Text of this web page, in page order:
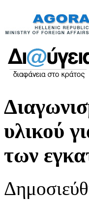
υλικού
των